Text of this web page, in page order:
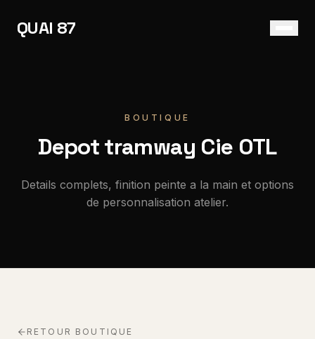
QUAI 87
BOUTIQUE
Depot tramway Cie OTL
Details complets, finition peinte a la main et options
de personnalisation atelier.
RETOUR BOUTIQUE